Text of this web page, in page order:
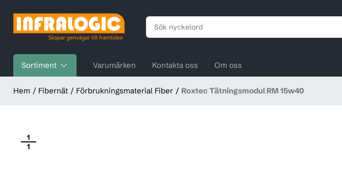
Sortiment Varumärken Kontakta oss Om oss
Hem Fibernät Förbrukningsmaterial Fiber Roxtec Tätningsmodul RM 15w40
1
1